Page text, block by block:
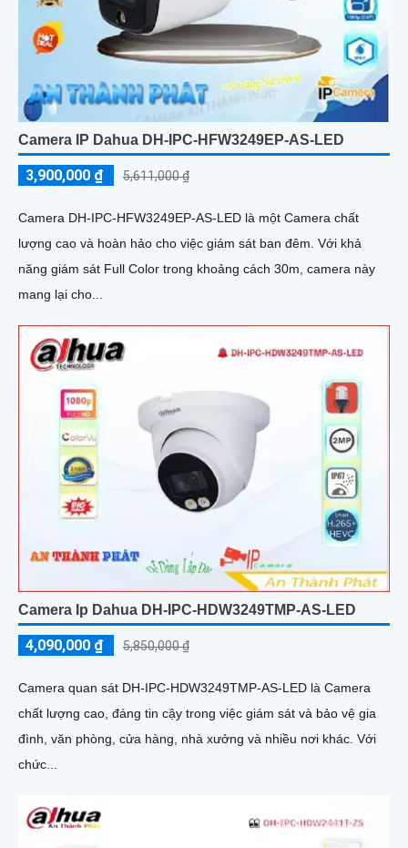
Camera IP Dahua DH-IPC-HFW3249EP-AS-LED
3,900,000 ₫ 5,611,000 ₫
Camera DH-IPC-HFW3249EP-AS-LED là một Camera chất
lượng cao và hoàn hảo cho việc giám sát ban đêm. Với khả
năng giám sát Full Color trong khoảng cách 30m, camera này
mang lại cho...
Camera Ip Dahua DH-IPC-HDW3249TMP-AS-LED
4,090,000 ₫ 5,850,000 ₫
Camera quan sát DH-IPC-HDW3249TMP-AS-LED là Camera
chất lượng cao, đáng tin cậy trong việc giám sát và bảo vệ gia
đình, văn phòng, cửa hàng, nhà xưởng và nhiều nơi khác. Với
chức...